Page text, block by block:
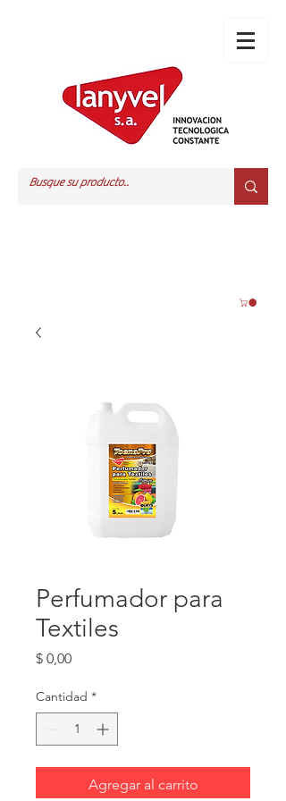
Perfumador para
Textiles
$ 0,00Precio
Cantidad *
Agregar al carrito